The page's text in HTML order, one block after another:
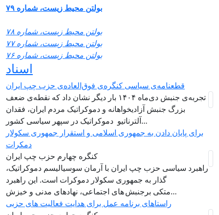
بولتن محیط زیست، شماره ۷۹
بولتن محیط زیست، شماره ۷۸
بولتن محیط زیست، شماره ۷۷
بولتن محیط زیست، شماره ۷۶
اسناد
قطعنامه‌ی سیاسی کنگره‌ی فوق‌العاده‌ی حزب چپ ایران
تجربه‌ی جنبش دی‌ماه ۱۴۰۴ بار دیگر نشان داد که نقطه‌ی ضعف
بزرگ جنبش آزادیخواهانه و دموکراتیک مردم ایران، فقدان
آلترناتیو دموکراتیک در سپهر سیاسی کشور…
برای پایان دادن به جمهوری اسلامی و استقرار جمهوری سکولار
دمکرات
کنگره چهارم حزب چپ ایران
راهبرد سياسی حزب چپ ایران با آرمان سوسیالیسم دموکراتیک،
گذار به جمهوری سکولار دموکرات است. این راهبرد
متکی برجنبش های اجتماعی، نهادهای مدنی و خیزش‌…
راستاهای برنامه عمل برای هدایت فعالیت های حزبی